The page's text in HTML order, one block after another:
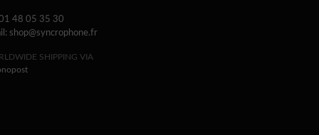
48 05 35 30
shop@syncrophone.fr
SHIPPING VIA